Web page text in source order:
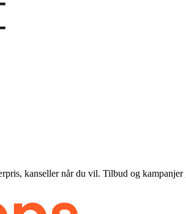
kanseller når du vil. Tilbud og kampanjer